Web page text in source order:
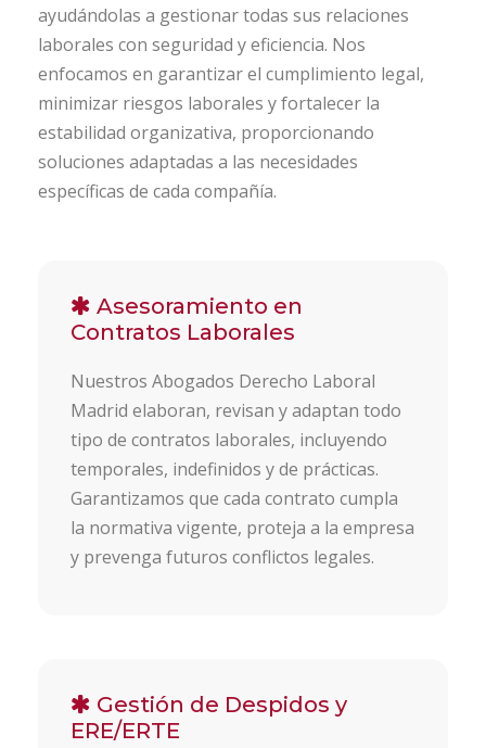
ayudándolas a gestionar todas sus relaciones
laborales con seguridad y eficiencia. Nos
enfocamos en garantizar el cumplimiento legal,
minimizar riesgos laborales y fortalecer la
estabilidad organizativa, proporcionando
soluciones adaptadas a las necesidades
específicas de cada compañía.
Asesoramiento en
Contratos Laborales
Nuestros Abogados Derecho Laboral
Madrid elaboran, revisan y adaptan todo
tipo de contratos laborales, incluyendo
temporales, indefinidos y de prácticas.
Garantizamos que cada contrato cumpla
la normativa vigente, proteja a la empresa
y prevenga futuros conflictos legales.
Gestión de Despidos y
ERE/ERTE